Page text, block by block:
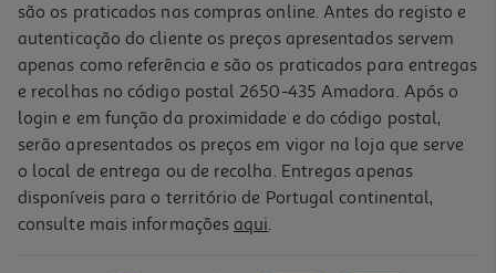
4.4
Pack 3 Lâminas Barbear Philips One Blade 360 Qp430/50
são os praticados nas compras online. Antes do registo e
autenticação do cliente os preços apresentados servem
apenas como referência e são os praticados para entregas
e recolhas no código postal 2650-435 Amadora. Após o
login e em função da proximidade e do código postal,
serão apresentados os preços em vigor na loja que serve
o local de entrega ou de recolha. Entregas apenas
disponíveis para o território de Portugal continental,
consulte mais informações aqui.